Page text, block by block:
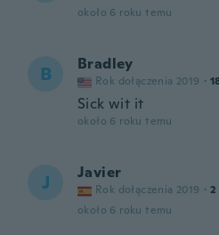
około 6 roku temu
B Bradley
Rok dołączenia 2019 ·
Sick wit it
około 6 roku temu
J Javier
Rok dołączenia 2019 · 2
około 6 roku temu